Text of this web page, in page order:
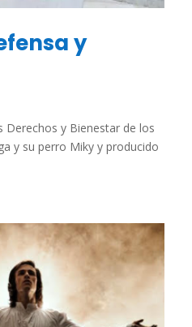
y
Derechos y Bienestar de los
y su perro Miky y producido